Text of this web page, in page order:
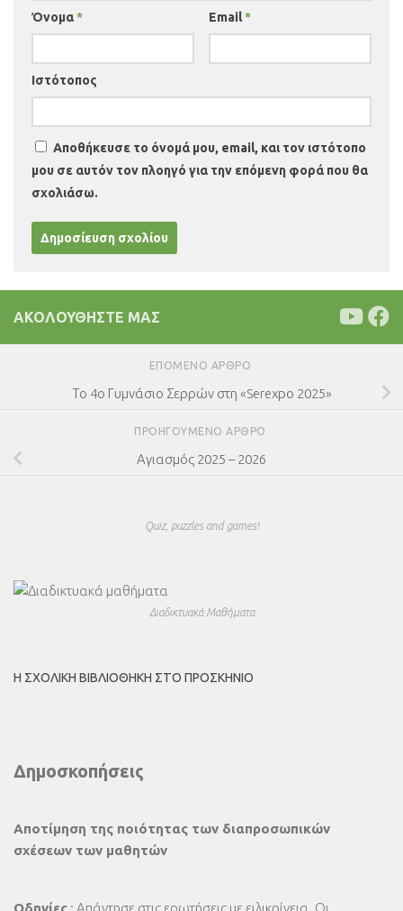
Όνομα* Email*
Ιστότοπος
Αποθήκευσε το όνομά μου, email, και τον ιστότοπο
μου σε αυτόν τον πλοηγό για την επόμενη φορά που θα
σχολιάσω.
ΑΚΟΛΟΥΘΉΣΤΕ ΜΑΣ
ΕΠΌΜΕΝΟ ΆΡΘΡΟ
Το 4o Γυμνάσιο Σερρών στη «Serexpo 2025»
ΠΡΟΗΓΟΎΜΕΝΟ ΆΡΘΡΟ
Αγιασμός 2025 – 2026
Quiz, puzzles and games!
Διαδικτυακά Μαθήματα
Η ΣΧΟΛΙΚΉ ΒΙΒΛΙΟΘΉΚΗ ΣΤΟ ΠΡΟΣΚΉΝΙΟ
Δημοσκοπήσεις
Αποτίμηση της ποιότητας των διαπροσωπικών
σχέσεων των μαθητών
Οδηγίες : Απάντησε στις ερωτήσεις με ειλικρίνεια. Οι